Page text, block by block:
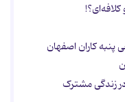
پنبه کاران اصفهان
زندگی مشترک